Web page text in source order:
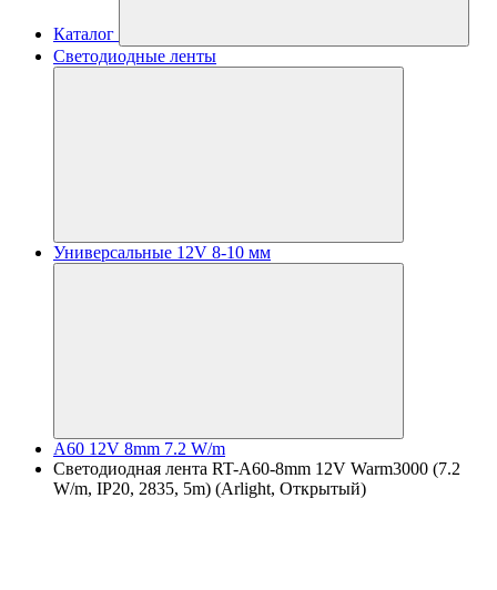
Каталог
Светодиодные ленты
Универсальные 12V 8-10 мм
A60 12V 8mm 7.2 W/m
Светодиодная лента RT-A60-8mm 12V Warm3000 (7.2
W/m, IP20, 2835, 5m) (Arlight, Открытый)